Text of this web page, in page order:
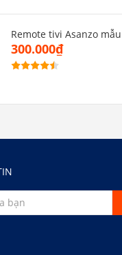
Remote tivi Asanzo
300.000₫